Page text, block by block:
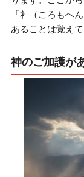
「衤（ころもへ
あることは覚え
神のご加護が